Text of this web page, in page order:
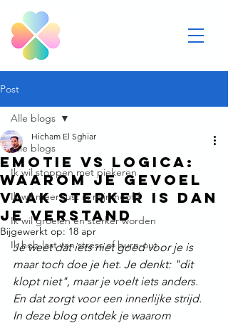
Post
Alle blogs
Ik wil stoppen met piekeren
Ik wil meer rust in mijn hoofd
Ik wil groeien en sterker worden
Ik heb last van stress of burn-out
Alle blogs
Emotie vs logica:
waarom je gevoel
vaak sterker is dan
je verstand
Hicham El Sghiar
Bijgewerkt op: 18 apr
Je weet dat iets niet goed voor je is
maar toch doe je het. Je denkt: "dit
klopt niet", maar je voelt iets anders.
En dat zorgt voor een innerlijke strijd.
In deze blog ontdek je waarom